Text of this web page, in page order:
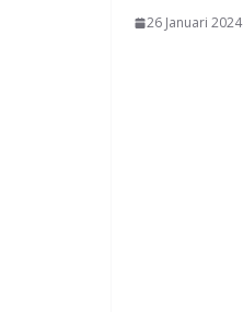
26 Januari 2024